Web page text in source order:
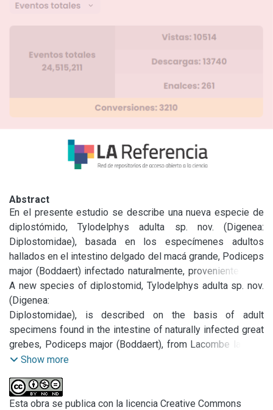
Abstract
En el presente estudio se describe una nueva especie de
diplostómido, Tylodelphys adulta sp. nov. (Digenea:
Diplostomidae), basada en los especímenes adultos
hallados en el intestino delgado del macá grande, Podiceps
major (Boddaert) infectado naturalmente, proveniente de la
laguna Lacombe, Buenos Aires, Argentina.
La nueva especie se ubica dentro del género Tylodelphys
por presentar el cuerpo indistintamente bisegmentado, la
ventosa ventral bien desarrollada, el segmento posterior
cónico, los testículos uno tras otro, simétricos, un pequeño
cono genital y las glándulas vitelógenas distribuidas en
Tylodelphys adulta sp. nov. se caracteriza por presentar el
tegumento del segmento anterior cubierto, dorsal y
A new species of diplostomid, Tylodelphys adulta sp. nov.
(Digenea:
Diplostomidae), is described on the basis of adult
specimens found in the intestine of naturally infected great
grebes, Podiceps major (Boddaert), from Lacombe lagoon,
Buenos Aires province, Argentina. This new species is
of naturally infected great grebes, Podiceps major
(Boddaert), from Lacombe lagoon, Buenos Aires province,
Show more
Esta obra se publica con la licencia Creative Commons